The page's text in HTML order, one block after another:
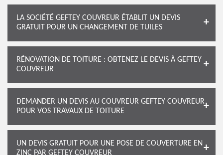
LA SOCIÉTÉ GEFTEY COUVREUR ÉTABLIT UN DEVIS
GRATUIT POUR UN CHANGEMENT DE TUILES
RÉNOVATION DE TOITURE : OBTENEZ LE DEVIS À GEFTEY
COUVREUR
DEMANDER UN DEVIS AU COUVREUR GEFTEY COUVREUR
POUR VOS TRAVAUX DE TOITURE
UN DEVIS GRATUIT POUR UNE POSE DE COUVERTURE EN
ZINC PAR GEFTEY COUVREUR